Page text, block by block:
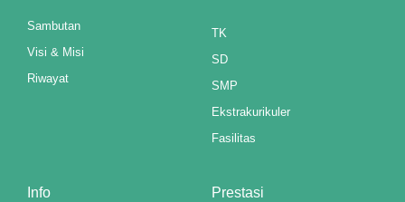
Sambutan
Visi & Misi
Riwayat
TK
SD
SMP
Ekstrakurikuler
Fasilitas
Info Prestasi